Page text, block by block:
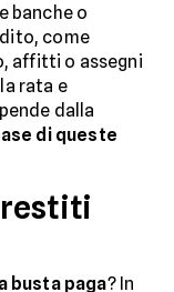
banche o
come
affitti o assegni
rata e
dalla
di queste
busta paga? In